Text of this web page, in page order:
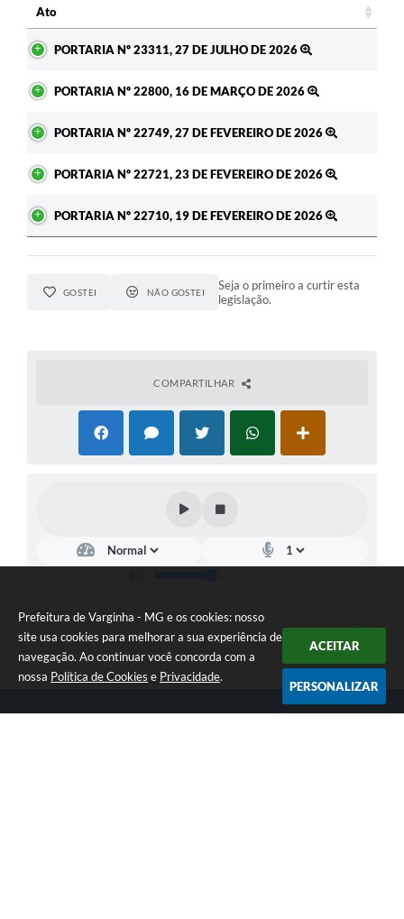
Prefeitura de Varginha - MG e os cookies: nosso
site usa cookies para melhorar a sua experiência de
navegação. Ao continuar você concorda com a
nossa Política de Cookies e Privacidade.
ACEITAR
PERSONALIZAR
Ato
PORTARIA Nº 23311, 27 DE JULHO DE 2026
PORTARIA Nº 22800, 16 DE MARÇO DE 2026
PORTARIA Nº 22749, 27 DE FEVEREIRO DE 2026
PORTARIA Nº 22721, 23 DE FEVEREIRO DE 2026
PORTARIA Nº 22710, 19 DE FEVEREIRO DE 2026
GOSTEI NÃO GOSTEI
Seja o primeiro a curtir esta
legislação.
COMPARTILHAR